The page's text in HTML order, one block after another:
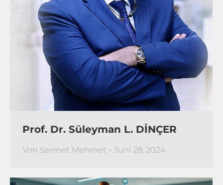
Prof. Dr. Süleyman L. DİNÇER
Von Sermet Mehmet Juni 28, 2024